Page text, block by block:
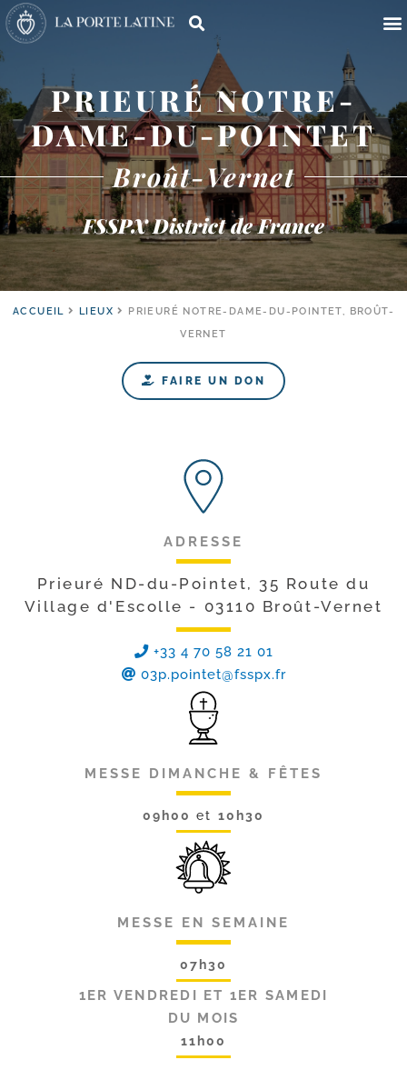
PRIEURÉ NOTRE-
DAME-DU-POINTET
Broût-Vernet
FSSPX District de France
ACCUEIL LIEUX
PRIEURÉ NOTRE-DAME-DU-POINTET, BROÛT-
VERNET
FAIRE UN DON
ADRESSE
Prieuré ND-du-Pointet, 35 Route du
Village d'Escolle - 03110 Broût-Vernet
+33 4 70 58 21 01
03p.pointet@fsspx.fr
MESSE DIMANCHE & FÊTES
09h00 et 10h30
MESSE EN SEMAINE
07h30
1ER VENDREDI ET 1ER SAMEDI
DU MOIS
11h00